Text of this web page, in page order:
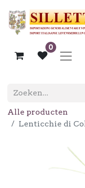
0
Alle producten
Lenticchie di